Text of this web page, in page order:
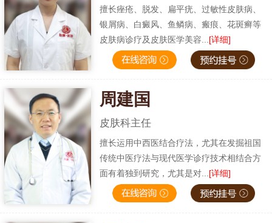
擅长痤疮、脱发、扁平疣、过敏性皮肤病、
银屑病、白癜风、鱼鳞病、瘢痕、花斑癣等
皮肤病诊疗及皮肤医学美容... [详细]
周建国
皮肤科主任
擅长运用中西医结合疗法，尤其在发掘祖国
传统中医疗法与现代医学诊疗技术相结合方
面有着独到研究，尤其是对... [详细]